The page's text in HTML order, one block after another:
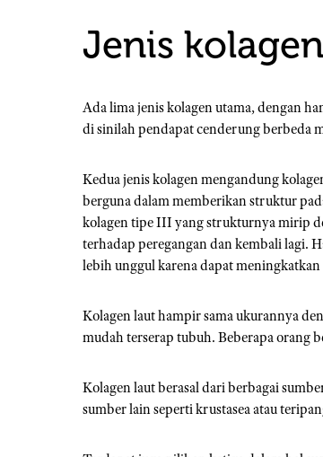
Jenis kolagen
Ada lima jenis kolagen utama, dengan
di sinilah pendapat cenderung berbeda
Kedua jenis kolagen mengandung
berguna dalam memberikan struktur
kolagen tipe III yang strukturnya mirip
terhadap peregangan dan kembali lagi.
lebih unggul karena dapat meningkatkan
Kolagen laut hampir sama ukurannya
mudah terserap tubuh. Beberapa orang
Kolagen laut berasal dari berbagai
sumber lain seperti krustasea atau